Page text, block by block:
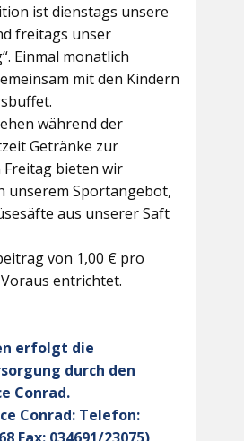
ist dienstags unsere
freitags unser
Einmal monatlich
mit den Kindern
während der
Getränke zur
bieten wir
unserem Sportangebot,
aus unserer Saft
von 1,00 € pro
entrichtet.
erfolgt die
durch den
Conrad.
Conrad: Telefon: